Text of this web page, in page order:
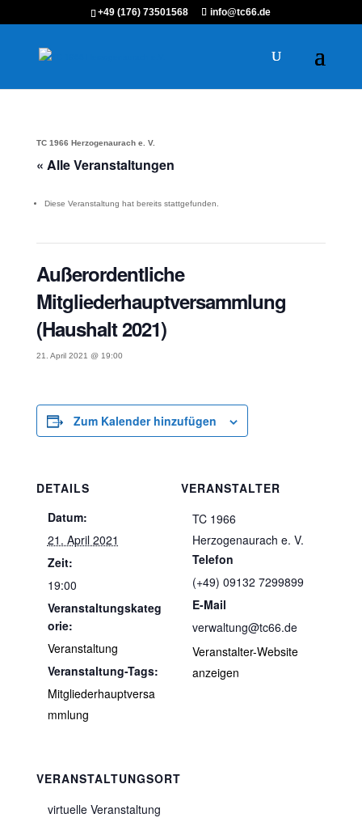
+49 (176) 73501568 info@tc66.de
TC 1966 Herzogenaurach e. V.
« Alle Veranstaltungen
Diese Veranstaltung hat bereits stattgefunden.
Außerordentliche
Mitgliederhauptversammlung
(Haushalt 2021)
21. April 2021 @ 19:00
Zum Kalender hinzufügen
DETAILS
Datum:
21. April 2021
Zeit:
19:00
Veranstaltungskateg
orie:
Veranstaltung
Veranstaltung-Tags:
Mitgliederhauptversa
mmlung
VERANSTALTER
TC 1966
Herzogenaurach e. V.
Telefon
(+49) 09132 7299899
E-Mail
verwaltung@tc66.de
Veranstalter-Website
anzeigen
VERANSTALTUNGSORT
virtuelle Veranstaltung